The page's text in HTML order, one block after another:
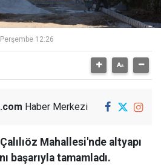
12:26
Haber Merkezi
Mahallesi'nde altyapı
başarıyla tamamladı.